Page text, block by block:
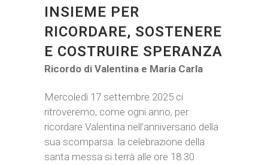
INSIEME PER
RICORDARE, SOSTENERE
E COSTRUIRE SPERANZA
Ricordo di Valentina e Maria Carla
Mercoledì 17 settembre 2025 ci
ritroveremo, come ogni anno, per
ricordare Valentina nell’anniversario della
sua scomparsa. la celebrazione della
santa messa si terrà alle ore 18.30